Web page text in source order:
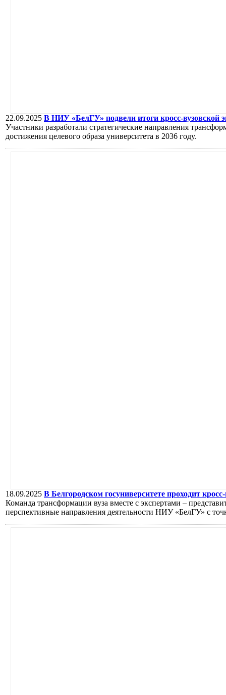
22.09.2025 В НИУ «БелГУ» подвели итоги кросс-вузовской
Участники разработали стратегические направления
достижения целевого образа университета в 2036 году.
18.09.2025 В Белгородском госуниверситете проходит
Команда трансформации вуза вместе с экспертами –
перспективные направления деятельности НИУ «БелГУ» с